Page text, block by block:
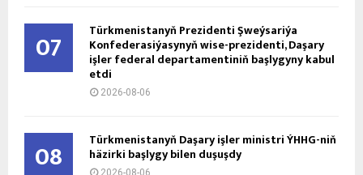
07 Türkmenistanyň Prezidenti Şweýsariýa
Konfederasiýasynyň wise-prezidenti, Daşary
işler federal departamentiniň başlygyny kabul
etdi
2026-08-06
08 Türkmenistanyň Daşary işler ministri ÝHHG-niň
häzirki başlygy bilen duşuşdy